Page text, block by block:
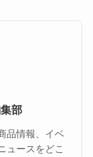
部
品情報、イベ
ュースをどこ